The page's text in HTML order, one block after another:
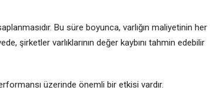
Bu süre boyunca, varlığın maliyetinin her
şirketler varlıklarının değer kaybını tahmin edebilir
üzerinde önemli bir etkisi vardır.